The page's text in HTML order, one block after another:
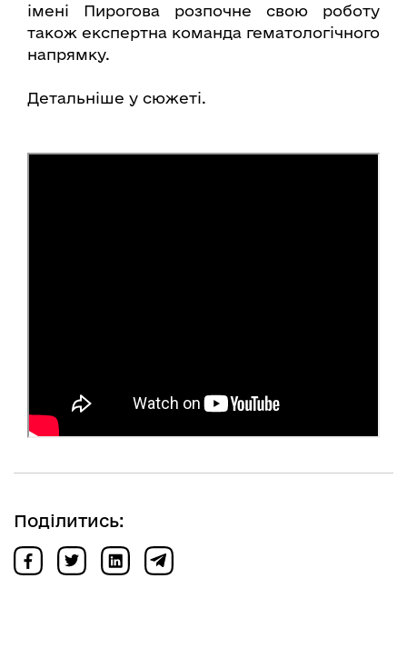
імені Пирогова розпочне свою роботу
також експертна команда гематологічного
напрямку.
Детальніше у сюжеті.
Поділитись: